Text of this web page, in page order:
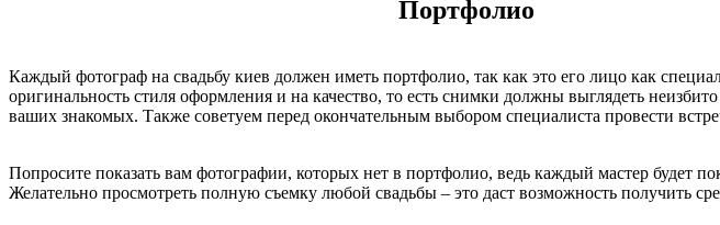
Портфолио
Каждый фотограф на свадьбу киев должен иметь портфолио, так как это его лицо как
оригинальность стиля оформления и на качество, то есть снимки должны выглядеть
ваших знакомых. Также советуем перед окончательным выбором специалиста провести
Попросите показать вам фотографии, которых нет в портфолио, ведь каждый мастер будет
Желательно просмотреть полную съемку любой свадьбы – это даст возможность получить